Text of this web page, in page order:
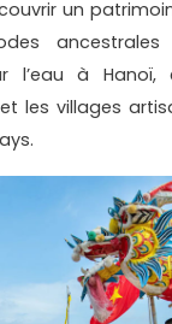
un
l’eau à
les villages